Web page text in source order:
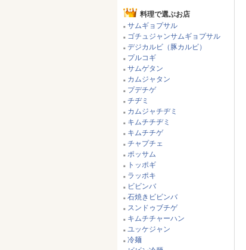
K-POPやLIVEを楽しめる
■ 朝まで楽しめるお店
■ 食べ放題OK
■ 飲み放題OK
■ お得なセット・コース料理
料理で選ぶお店
■ サムギョプサル
■ ゴチュジャンサムギョプサル
■ デジカルビ（豚カルビ）
■ プルコギ
■ サムゲタン
■ カムジャタン
■ プデチゲ
■ チヂミ
■ カムジャチヂミ
■ キムチチヂミ
■ キムチチゲ
■ チャプチェ
■ ポッサム
■ トッポギ
■ ラッポキ
■ ビビンバ